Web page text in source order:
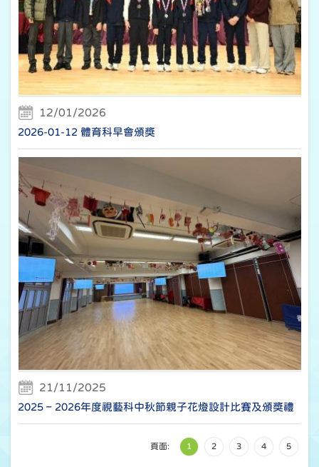
12/01/2026
2026-01-12 體育科早會頒獎
21/11/2025
2025 – 2026年度視藝科中秋節親子花燈設計比賽及頒奬禮
頁面: 1 2 3 4 5